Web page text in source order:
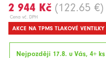
2 944 Kč (122.65 €)
Cena vč. DPH
AKCE NA TPMS TLAKOVÉ VENTILKY
Nejpozději 17.8. u Vás, 4+ ks